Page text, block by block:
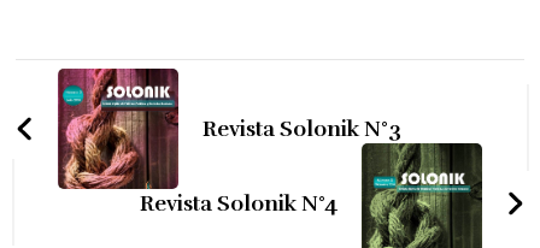
Navegación
de
entradas
Revista Solonik N°3
Revista Solonik N°4